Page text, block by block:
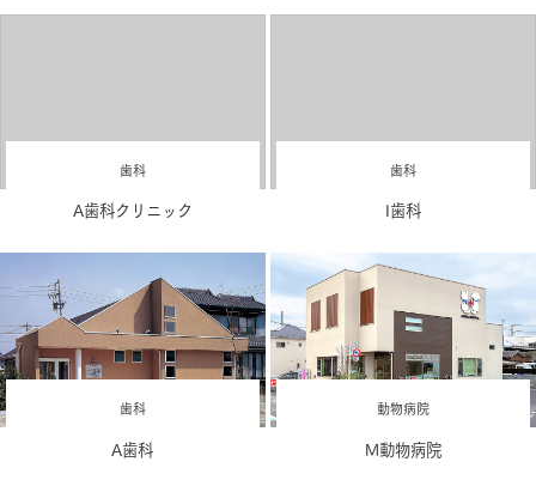
歯科
A歯科クリニック
歯科
I歯科
歯科
A歯科
動物病院
M動物病院